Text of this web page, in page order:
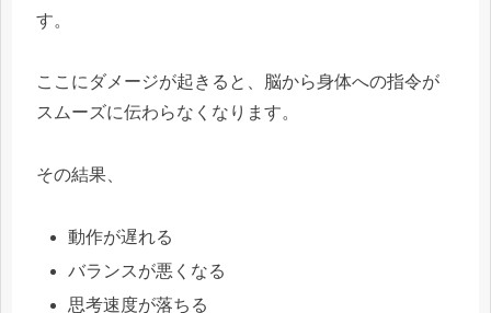
す。
ここにダメージが起きると、脳から身体への指令が
スムーズに伝わらなくなります。
その結果、
動作が遅れる
バランスが悪くなる
思考速度が落ちる